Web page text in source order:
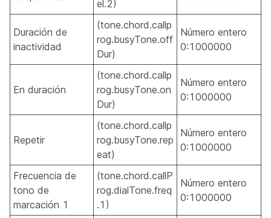
el.2)
Duración de
inactividad
(tone.chord.callp
rog.busyTone.off
Dur)
Número entero
0:1000000
En duración
(tone.chord.callp
rog.busyTone.on
Dur)
Número entero
0:1000000
Repetir
(tone.chord.callp
rog.busyTone.rep
eat)
Número entero
0:1000000
Frecuencia de
tono de
marcación 1
(tone.chord.callP
rog.dialTone.freq
.1)
Número entero
0:1000000